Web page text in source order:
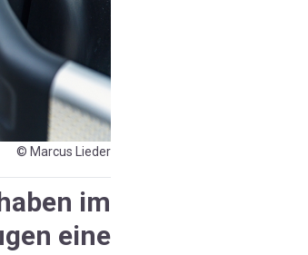
© Marcus Lieder
im
eine